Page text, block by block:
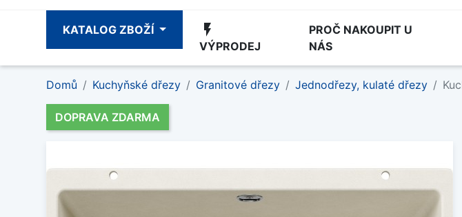
KATALOG ZBOŽÍ flash_on
VÝPRODEJ
PROČ NAKOUPIT U
NÁS
Domů Kuchyňské dřezy Granitové dřezy Jednodřezy, kulaté dřezy
DOPRAVA ZDARMA